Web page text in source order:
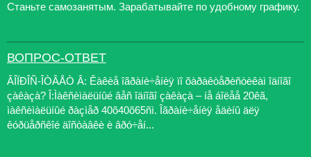
Станьте самозанятым. Зарабатывайте по удобному графику.
ВОПРОС-ОТВЕТ
ÂÎÏÐÎÑ-ÎÒÂÅÒ Â: Êàêèå îãðàíè÷åíèÿ ïî õàðàêòåðèñòèêàì îäíîãî
çàêàçà? Î:Ìàêñèìàëüíûé âåñ îäíîãî çàêàçà – íå áîëåå 20êã,
ìàêñèìàëüíûé ðàçìåð 40õ40õ65ñì. Îãðàíè÷åíèÿ åäèíû äëÿ
êóðüåðñêîé äîñòàâêè è âðó÷åí...